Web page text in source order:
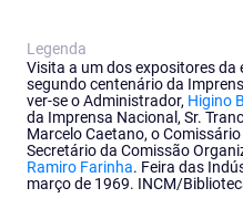
Legenda
Visita a um dos expositores
segundo centenário da
ver-se o Administrador, Higino
da Imprensa Nacional, Sr.
Marcelo Caetano, o
Secretário da Comissão
Ramiro Farinha. Feira das
março de 1969. INCM/